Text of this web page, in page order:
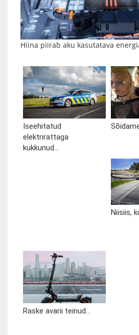
Hiina piirab aku kasutatava
Iseehitatud
elektrirattaga
kukkunud...
Niisiis,
Raske avarii teinud...